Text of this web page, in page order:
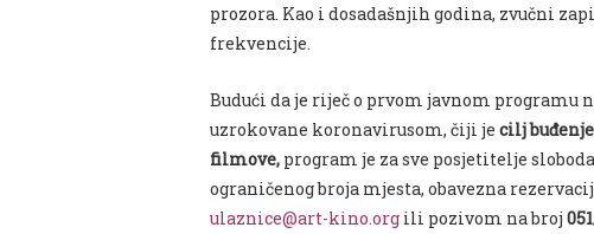
prozora. Kao i dosadašnjih godina, zvučni
frekvencije.
Budući da je riječ o prvom javnom programu
uzrokovane koronavirusom, čiji je cilj
filmove, program je za sve posjetitelje
ograničenog broja mjesta, obavezna
ulaznice@art-kino.org ili pozivom na broj